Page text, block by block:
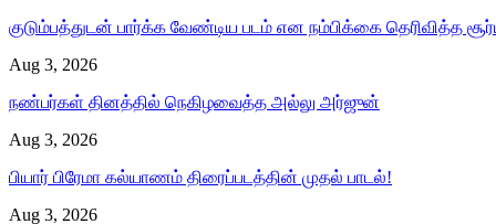
குடும்பத்துடன் பார்க்க வேண்டிய படம் என நம்பிக்கை தெரிவித்த
Aug 3, 2026
நண்பர்கள் தினத்தில் நெகிழவைத்த அல்லு அர்ஜுன்
Aug 3, 2026
பியார் பிரேமா கல்யாணம் திரைப்படத்தின் முதல் பாடல்!
Aug 3, 2026